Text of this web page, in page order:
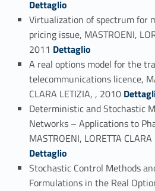
Dettaglio
Virtualization of spectrum for
pricing issue, MASTROENI,
2011Link identifier #identifier_person_20478-39
Dettaglio
A real options model for the
telecommunications licence,
CLARA LETIZIA, , 2010 Link identifier #identifier_person_162078-40
Deterministic and Stochastic
Networks – Applications to
MASTROENI, LORETTA
Dettaglio
Stochastic Control Methods
Formulations in the Real